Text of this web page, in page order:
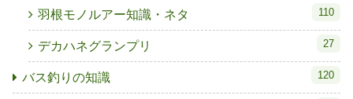
羽根モノルアー知識・ネタ 110
デカハネグランプリ 27
バス釣りの知識 120